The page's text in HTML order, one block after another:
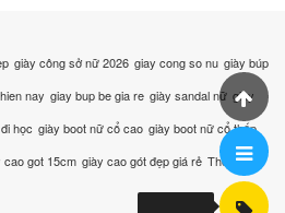
giày công sở nữ 2026 giay cong so nu giày búp
nay giay bup be gia re giày sandal nữ giày
học giày boot nữ cổ cao giày boot nữ cổ thấp
cao got 15cm giày cao gót đẹp giá rẻ Thời trang